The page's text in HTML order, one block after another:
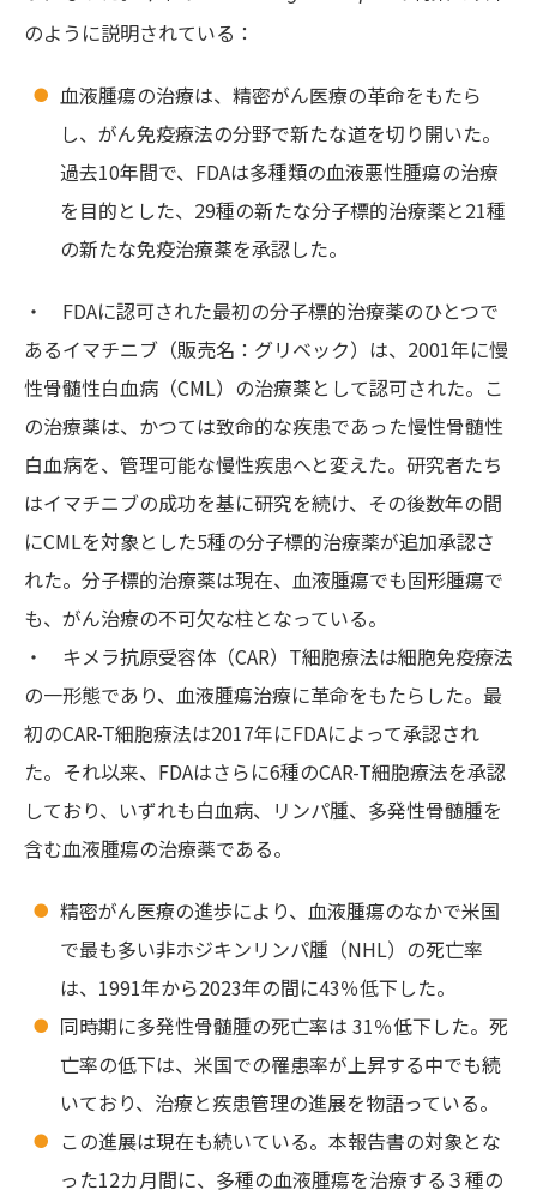
のように説明されている：
血液腫瘍の治療は、精密がん医療の革命をもたら
し、がん免疫療法の分野で新たな道を切り開いた。
過去10年間で、FDAは多種類の血液悪性腫瘍の治療
を目的とした、29種の新たな分子標的治療薬と21種
の新たな免疫治療薬を承認した。
・ FDAに認可された最初の分子標的治療薬のひとつで
あるイマチニブ（販売名：グリベック）は、2001年に慢
性骨髄性白血病（CML）の治療薬として認可された。こ
の治療薬は、かつては致命的な疾患であった慢性骨髄性
白血病を、管理可能な慢性疾患へと変えた。研究者たち
はイマチニブの成功を基に研究を続け、その後数年の間
にCMLを対象とした5種の分子標的治療薬が追加承認さ
れた。分子標的治療薬は現在、血液腫瘍でも固形腫瘍で
も、がん治療の不可欠な柱となっている。
・ キメラ抗原受容体（CAR）T細胞療法は細胞免疫療法
の一形態であり、血液腫瘍治療に革命をもたらした。最
初のCAR-T細胞療法は2017年にFDAによって承認され
た。それ以来、FDAはさらに6種のCAR-T細胞療法を承認
しており、いずれも白血病、リンパ腫、多発性骨髄腫を
含む血液腫瘍の治療薬である。
精密がん医療の進歩により、血液腫瘍のなかで米国
で最も多い非ホジキンリンパ腫（NHL）の死亡率
は、1991年から2023年の間に43％低下した。
同時期に多発性骨髄腫の死亡率は 31％低下した。死
亡率の低下は、米国での罹患率が上昇する中でも続
いており、治療と疾患管理の進展を物語っている。
この進展は現在も続いている。本報告書の対象とな
った12カ月間に、多種の血液腫瘍を治療する３種の